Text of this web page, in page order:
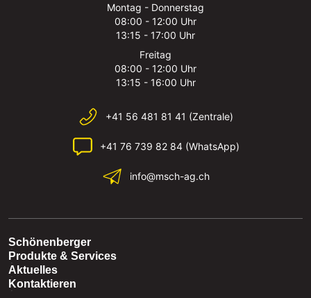
Montag - Donnerstag
08:00 - 12:00 Uhr
13:15 - 17:00 Uhr
Freitag
08:00 - 12:00 Uhr
13:15 - 16:00 Uhr
+41 56 481 81 41 (Zentrale)
+41 76 739 82 84 (WhatsApp)
info@msch-ag.ch
Schönenberger
Produkte & Services
Aktuelles
Kontaktieren